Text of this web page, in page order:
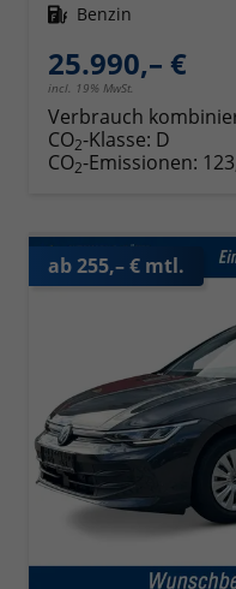
Kraftstoff Benzin
25.990,– €
incl. 19% MwSt.
Verbrauch
CO2-Klasse: D
CO2-Emissionen:
ab 255,– € mtl.